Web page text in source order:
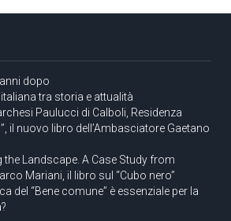
dopo
italiana tra storia e attualità
Paulucci di Calboli, Residenza
il nuovo libro dell’Ambasciatore Gaetano
the Landscape. A Case Study from
Mariani, il libro sul “Cubo nero”
del “Bene comune” è essenziale per la